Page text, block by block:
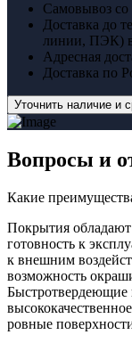
Самовывоз со
Доставка до
линии, ПЭК) в
Адресная
Доставка по
Уточнить наличие и
Вопросы и
Какие
Покрытия
готовность к
к внешним
возможность
Быстротвердеющие
ровные